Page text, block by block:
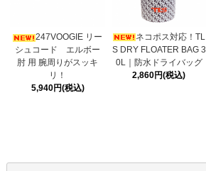
247VOOGIE リー
シュコード エルボー
肘 用 腕周りがスッキ
リ！
5,940円(税込)
ネコポス対応！TL
S DRY FLOATER BAG 3
0L｜防水ドライバッグ
2,860円(税込)